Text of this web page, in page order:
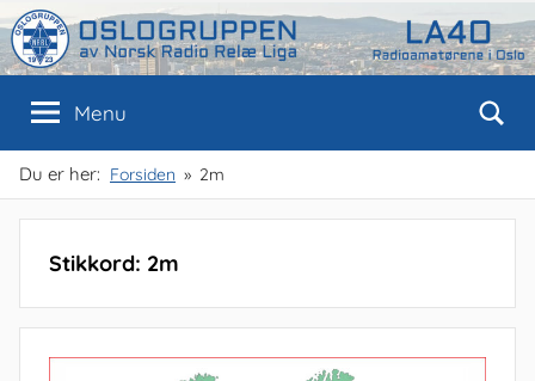
Skip
to
content
Oslogruppen
av
NRRL
Oslo
Menu
Du er her: Forsiden 2m
Stikkord: 2m